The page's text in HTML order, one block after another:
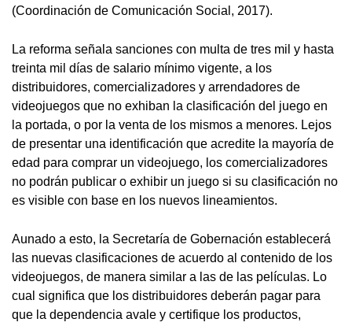
(Coordinación de Comunicación Social, 2017).
La reforma señala sanciones con multa de tres mil y hasta
treinta mil días de salario mínimo vigente, a los
distribuidores, comercializadores y arrendadores de
videojuegos que no exhiban la clasificación del juego en
la portada, o por la venta de los mismos a menores. Lejos
de presentar una identificación que acredite la mayoría de
edad para comprar un videojuego, los comercializadores
no podrán publicar o exhibir un juego si su clasificación no
es visible con base en los nuevos lineamientos.
Aunado a esto, la Secretaría de Gobernación establecerá
las nuevas clasificaciones de acuerdo al contenido de los
videojuegos, de manera similar a las de las películas. Lo
cual significa que los distribuidores deberán pagar para
que la dependencia avale y certifique los productos,